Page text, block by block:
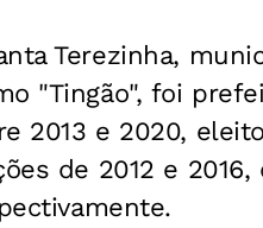
Terezinha,
"Tingão", foi
2013 e 2020,
de 2012 e